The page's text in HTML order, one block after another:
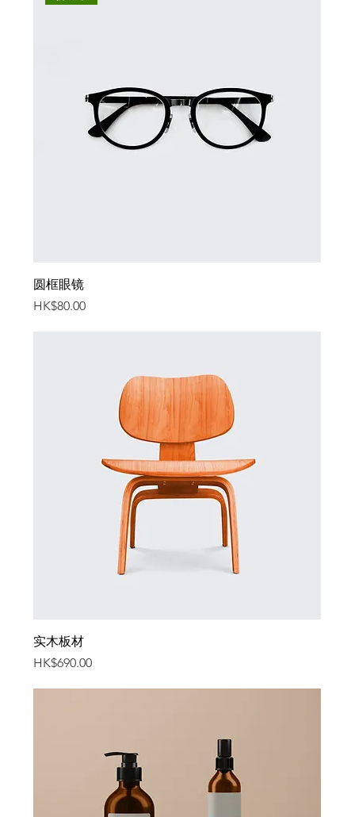
圆框眼镜
價格
HK$80.00
实木板材
價格
HK$690.00